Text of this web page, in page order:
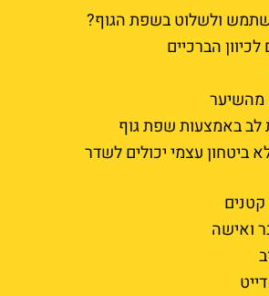
ולשלוט בשפת הגוף?
הברכיים
מהשיער
באמצעות שפת גוף
ביטחון עצמי יכולים לשדר
ואישה